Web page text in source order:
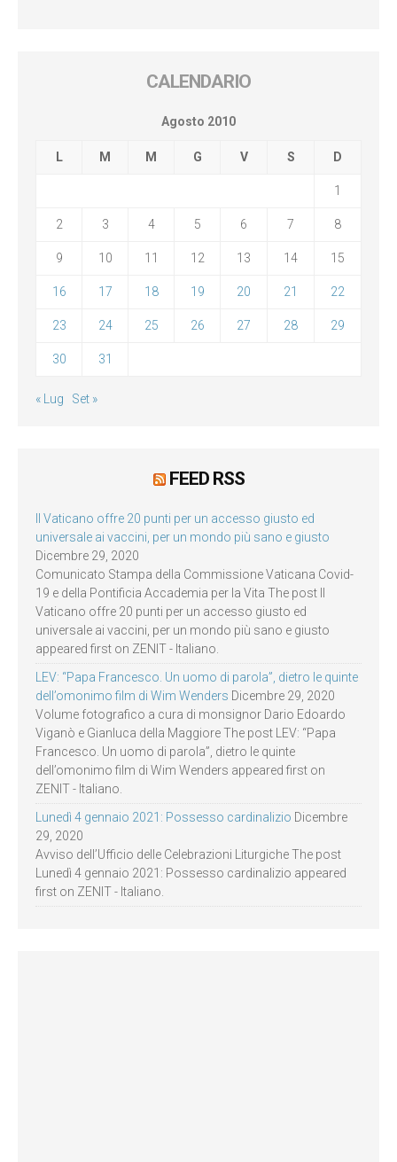
CALENDARIO
Agosto 2010
L M M G V S D
1
2 3 4 5 6 7 8
9 10 11 12 13 14 15
16 17 18 19 20 21 22
23 24 25 26 27 28 29
30 31
« Lug Set »
FEED RSS
Il Vaticano offre 20 punti per un accesso giusto ed
universale ai vaccini, per un mondo più sano e giusto
Dicembre 29, 2020
Comunicato Stampa della Commissione Vaticana Covid-
19 e della Pontificia Accademia per la Vita The post Il
Vaticano offre 20 punti per un accesso giusto ed
universale ai vaccini, per un mondo più sano e giusto
appeared first on ZENIT - Italiano.
LEV: “Papa Francesco. Un uomo di parola”, dietro le quinte
dell’omonimo film di Wim Wenders Dicembre 29, 2020
Volume fotografico a cura di monsignor Dario Edoardo
Viganò e Gianluca della Maggiore The post LEV: “Papa
Francesco. Un uomo di parola”, dietro le quinte
dell’omonimo film di Wim Wenders appeared first on
ZENIT - Italiano.
Lunedì 4 gennaio 2021: Possesso cardinalizio Dicembre
29, 2020
Avviso dell’Ufficio delle Celebrazioni Liturgiche The post
Lunedì 4 gennaio 2021: Possesso cardinalizio appeared
first on ZENIT - Italiano.